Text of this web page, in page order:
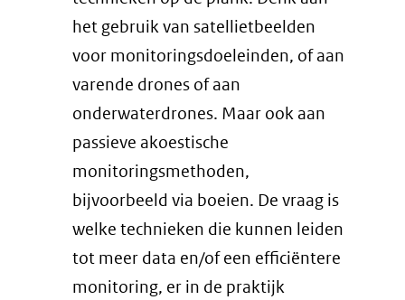
het gebruik van satellietbeelden
voor monitoringsdoeleinden, of aan
varende drones of aan
onderwaterdrones. Maar ook aan
passieve akoestische
monitoringsmethoden,
bijvoorbeeld via boeien. De vraag is
welke technieken die kunnen leiden
tot meer data en/of een efficiëntere
monitoring, er in de praktijk